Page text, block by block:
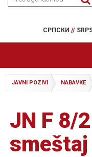
СРПСКИ //
JAVNI POZIVI NABAVKE
JN F 8/
smeštaj